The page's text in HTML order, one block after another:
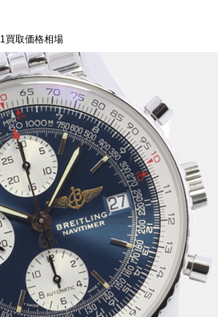
買取価格相場